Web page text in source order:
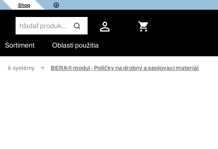
Shop
Sortiment Oblasti použitia
systémy BERA® modul - Poličky na drobný a spojovací materiál